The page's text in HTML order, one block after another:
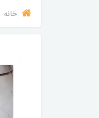
خانه